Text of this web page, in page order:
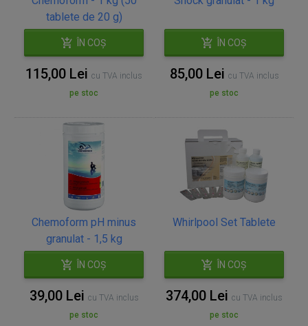
tablete de 20 g)
ÎN COȘ
115,00 Lei cu TVA inclus
pe stoc
ÎN COȘ
85,00 Lei cu TVA inclus
pe stoc
Chemoform pH minus
granulat - 1,5 kg
ÎN COȘ
39,00 Lei cu TVA inclus
pe stoc
Whirlpool Set Tablete
ÎN COȘ
374,00 Lei cu TVA inclus
pe stoc